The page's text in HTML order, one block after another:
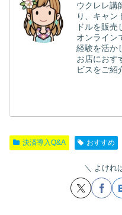
ウクレレ講
り、キャン
ドルを販売
オンライン
経験を活か
お店におす
ビスをご紹
決済導入Q&A おすすめ
よけれ